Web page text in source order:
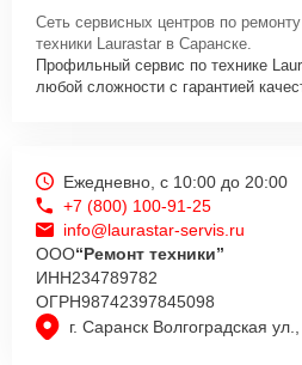
Сеть сервисных центров по ремонту
техники Laurastar в Саранске.
Профильный сервис по технике
любой сложности с гарантией
г. Саранск Волгоградская ул.,
Ежедневно, с 10:00 до 20:00
+7 (800) 100-91-25
info@laurastar-servis.ru
ООО“Ремонт техники”
ИНН234789782
ОГРН98742397845098